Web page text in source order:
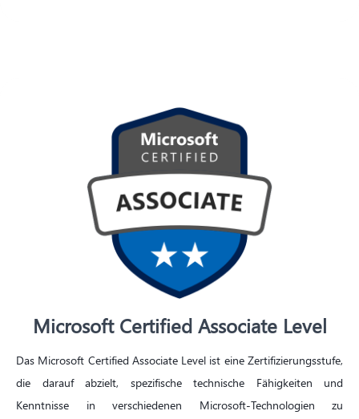
Linux Foundation & andere
Certified Kubernetes Security Specialist
Microsoft Certified Associate Level
Das Microsoft Certified Associate Level ist eine Zertifizierungsstufe,
die darauf abzielt, spezifische technische Fähigkeiten und
Kenntnisse in verschiedenen Microsoft-Technologien zu